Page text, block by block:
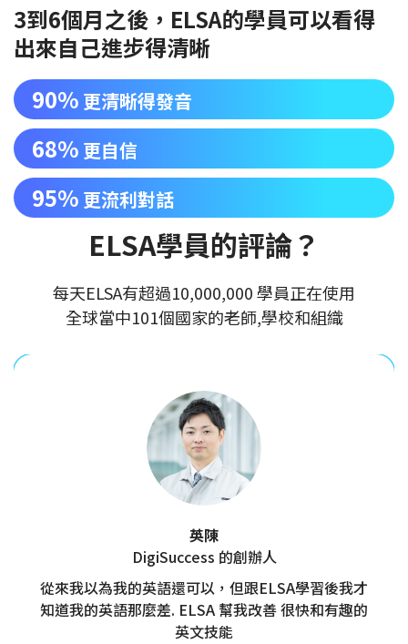
3到6個月之後，ELSA的學員可以看得
出來自己進步得清晰
90% 更清晰得發音
68% 更自信
95% 更流利對話
ELSA學員的評論？
每天ELSA有超過10,000,000 學員正在使用
全球當中101個國家的老師,學校和組織
英陳
DigiSuccess 的創辦人
從來我以為我的英語還可以，但跟ELSA學習後我才
知道我的英語那麼差. ELSA 幫我改善 很快和有趣的
英文技能